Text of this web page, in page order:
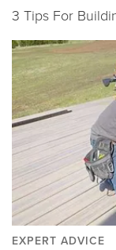
3 Tips For
EXPERT ADVICE